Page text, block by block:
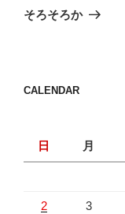
ゲ
ン
の
そろそろか
CALENDAR
日
月
2 3